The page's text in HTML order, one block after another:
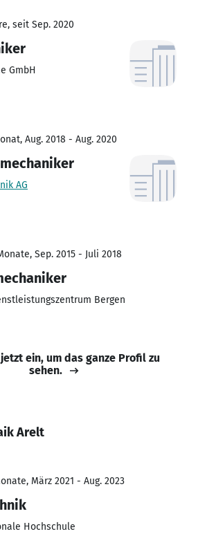
seit Sep. 2020
GmbH
Aug. 2018 - Aug. 2020
AG
Sep. 2015 - Juli 2018
Bergen
ein, um das ganze Profil zu
sehen.
Arelt
März 2021 - Aug. 2023
Hochschule